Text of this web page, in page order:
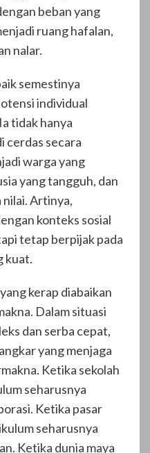
beban yang
ruang hafalan,
nalar.
semestinya
individual
tidak hanya
cerdas secara
warga yang
yang tangguh, dan
nilai. Artinya,
konteks sosial
tetap berpijak pada
kuat.
kerap diabaikan
Dalam situasi
dan serba cepat,
yang menjaga
Ketika sekolah
seharusnya
Ketika pasar
seharusnya
Ketika dunia maya